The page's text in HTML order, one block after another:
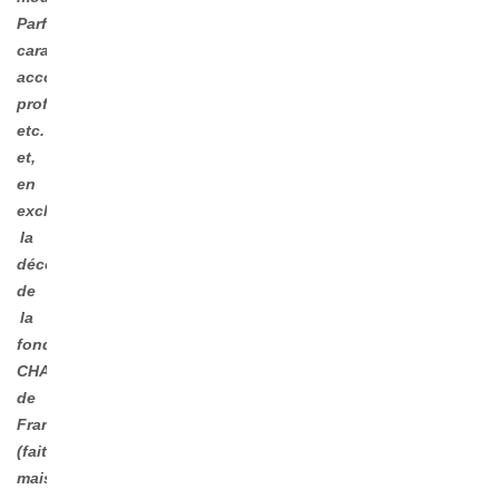
Parfums,
caramels,
accompagnements
professionnels,
etc.
et,
en
exclusivité,
la
découverte
de
la
fondue
CHAMPIONNE
de
France
(faite,
mais